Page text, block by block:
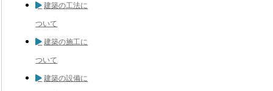
建築の工法に
ついて
建築の施工に
ついて
建築の設備に